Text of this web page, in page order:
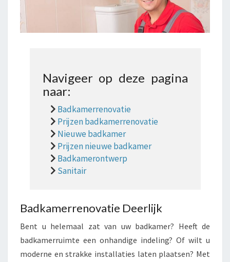
Navigeer op deze pagina
naar:
Badkamerrenovatie
Prijzen badkamerrenovatie
Nieuwe badkamer
Prijzen nieuwe badkamer
Badkamerontwerp
Sanitair
Badkamerrenovatie Deerlijk
Bent u helemaal zat van uw badkamer? Heeft de
badkamerruimte een onhandige indeling? Of wilt u
moderne en strakke installaties laten plaatsen? Met